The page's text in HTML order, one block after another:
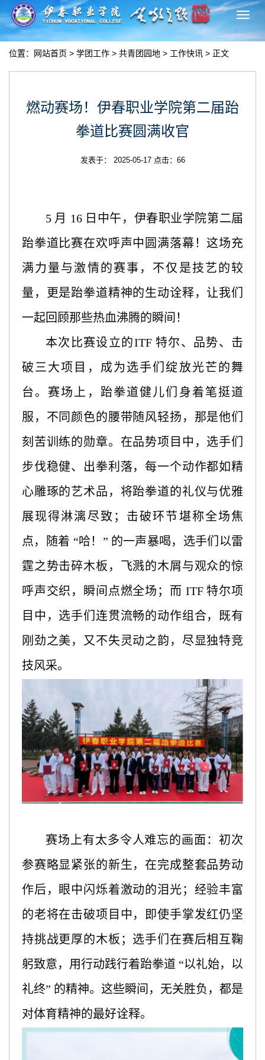
切
换
位置： 网站首页 > 学团工作 > 共青团园地 > 工作快讯 > 正文
燃动赛场！伊春职业学院第二届跆
拳道比赛圆满收官
发表于： 2025-05-17 点击： 66
5 月 16 日中午，伊春职业学院第二届
跆拳道比赛在欢呼声中圆满落幕！这场充
满力量与激情的赛事，不仅是技艺的较
量，更是跆拳道精神的生动诠释，让我们
一起回顾那些热血沸腾的瞬间！
本次比赛设立的ITF 特尔、品势、击
破三大项目，成为选手们绽放光芒的舞
台。赛场上，跆拳道健儿们身着笔挺道
服，不同颜色的腰带随风轻扬，那是他们
刻苦训练的勋章。在品势项目中，选手们
步伐稳健、出拳利落，每一个动作都如精
心雕琢的艺术品，将跆拳道的礼仪与优雅
展现得淋漓尽致；击破环节堪称全场焦
点，随着 “哈！” 的一声暴喝，选手们以雷
霆之势击碎木板，飞溅的木屑与观众的惊
呼声交织，瞬间点燃全场；而 ITF 特尔项
目中，选手们连贯流畅的动作组合，既有
刚劲之美，又不失灵动之韵，尽显独特竞
技风采。
赛场上有太多令人难忘的画面：初次
参赛略显紧张的新生，在完成整套品势动
作后，眼中闪烁着激动的泪光；经验丰富
的老将在击破项目中，即使手掌发红仍坚
持挑战更厚的木板；选手们在赛后相互鞠
躬致意，用行动践行着跆拳道 “以礼始，以
礼终” 的精神。这些瞬间，无关胜负，都是
对体育精神的最好诠释。